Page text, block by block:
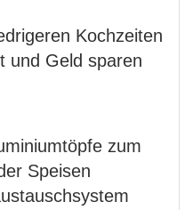
Kochzeiten
und Geld sparen
zum
Speisen